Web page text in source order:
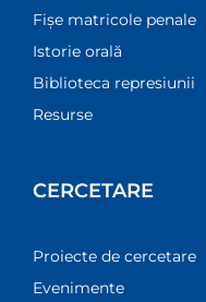
Fișe matricole penale
Istorie orală
Biblioteca represiunii
Resurse
CERCETARE
Proiecte de cercetare
Evenimente